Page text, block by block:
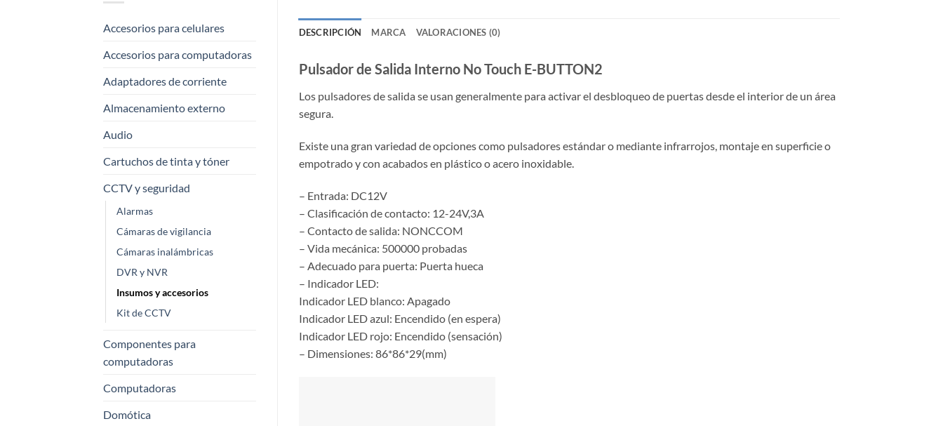
Accesorios para celulares
Accesorios para computadoras
Adaptadores de corriente
Almacenamiento externo
Audio
Cartuchos de tinta y tóner
CCTV y seguridad
Alarmas
Cámaras de vigilancia
Cámaras inalámbricas
DVR y NVR
Insumos y accesorios
Kit de CCTV
Componentes para
computadoras
Computadoras
Domótica
DESCRIPCIÓN MARCA VALORACIONES (0)
Pulsador de Salida Interno No Touch E-BUTTON2
Los pulsadores de salida se usan generalmente para activar el desbloqueo de puertas desde el interior de un área
segura.
Existe una gran variedad de opciones como pulsadores estándar o mediante infrarrojos, montaje en superficie o
empotrado y con acabados en plástico o acero inoxidable.
– Entrada: DC12V
– Clasificación de contacto: 12-24V,3A
– Contacto de salida: NONCCOM
– Vida mecánica: 500000 probadas
– Adecuado para puerta: Puerta hueca
– Indicador LED:
Indicador LED blanco: Apagado
Indicador LED azul: Encendido (en espera)
Indicador LED rojo: Encendido (sensación)
– Dimensiones: 86*86*29(mm)